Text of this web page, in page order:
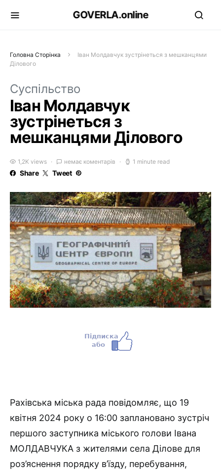
GOVERLA.online
Головна Сторінка
Іван Молдавчук зустрінеться з мешканцями
Ділового
Суспільство
Іван Молдавчук
зустрінеться з
мешканцями Ділового
1,2K views немає коментарів 1 minute read
Share Tweet
Рахівська міська рада повідомляє, що 19
квітня 2024 року о 16:00 заплановано зустріч
першого заступника міського голови Івана
МОЛДАВЧУКА з жителями села Ділове для
роз’яснення порядку в’їзду, перебування,